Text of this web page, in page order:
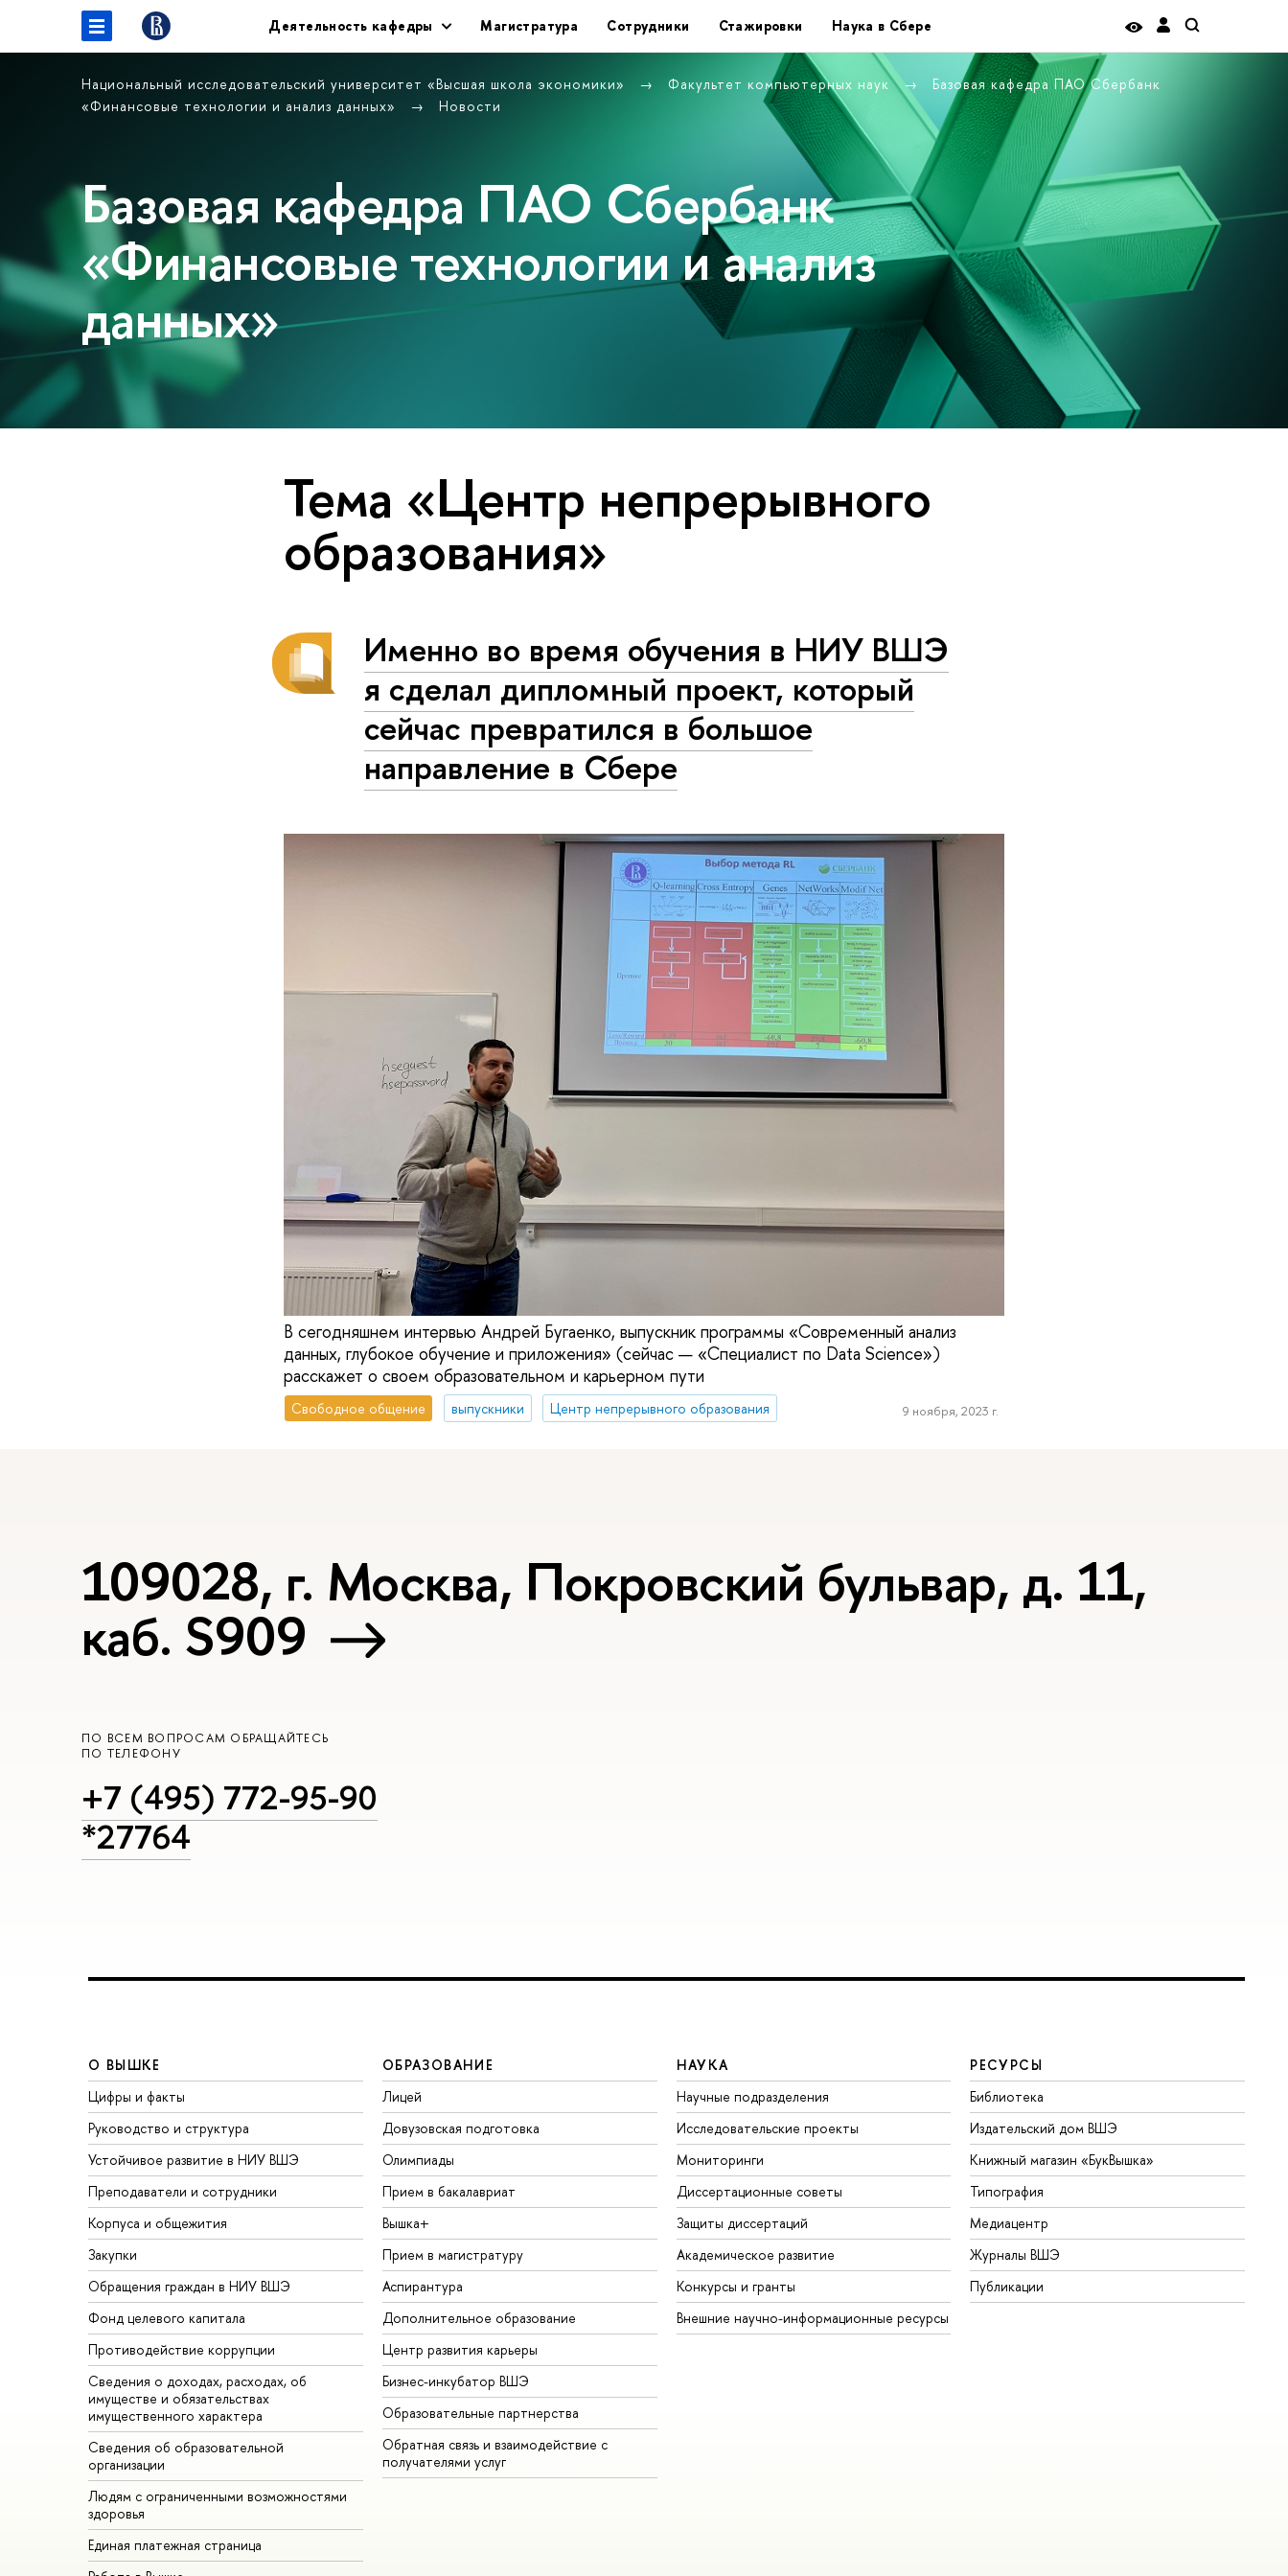
Деятельность кафедры Магистратура Сотрудники Стажировки Наука в Сбере
Национальный исследовательский университет «Высшая школа экономики» Факультет компьютерных наук
Базовая кафедра ПАО Сбербанк
«Финансовые технологии и анализ данных»
Новости
Базовая кафедра ПАО Сбербанк
«Финансовые технологии и анализ
данных»
Тема «Центр непрерывного
образования»
Именно во время обучения в НИУ ВШЭ
я сделал дипломный проект, который
сейчас превратился в большое
направление в Сбере
В сегодняшнем интервью Андрей Бугаенко, выпускник программы «Современный анализ
данных, глубокое обучение и приложения» (сейчас — «Специалист по Data Science»)
расскажет о своем образовательном и карьерном пути
Свободное общение выпускники Центр непрерывного образования 9 ноября, 2023 г.
109028, г. Москва, Покровский бульвар, д. 11,
каб. S909
ПО ВСЕМ ВОПРОСАМ ОБРАЩАЙТЕСЬ
ПО ТЕЛЕФОНУ
+7 (495) 772-95-90
*27764
О ВЫШКЕ
Цифры и факты
Руководство и структура
Устойчивое развитие в НИУ ВШЭ
Преподаватели и сотрудники
Корпуса и общежития
Закупки
Обращения граждан в НИУ ВШЭ
Фонд целевого капитала
Противодействие коррупции
Сведения о доходах, расходах, об
имуществе и обязательствах
имущественного характера
Сведения об образовательной
организации
Людям с ограниченными возможностями
здоровья
Единая платежная страница
ОБРАЗОВАНИЕ
Лицей
Довузовская подготовка
Олимпиады
Прием в бакалавриат
Вышка+
Прием в магистратуру
Аспирантура
Дополнительное образование
Центр развития карьеры
Бизнес-инкубатор ВШЭ
Образовательные партнерства
Обратная связь и взаимодействие с
получателями услуг
НАУКА
Научные подразделения
Исследовательские проекты
Мониторинги
Диссертационные советы
Защиты диссертаций
Академическое развитие
Конкурсы и гранты
Внешние научно-информационные ресурсы
РЕСУРСЫ
Библиотека
Издательский дом ВШЭ
Книжный магазин «БукВышка»
Типография
Медиацентр
Журналы ВШЭ
Публикации